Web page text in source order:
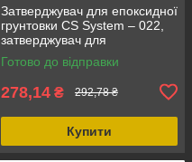
Затверджувач для епоксидної
грунтовки CS System – 022,
затверджувач для
двокомпонентного
праймера.об'єм 0.250 мл
Готово до відправки
278,14 ₴ 292,78 ₴
Купити